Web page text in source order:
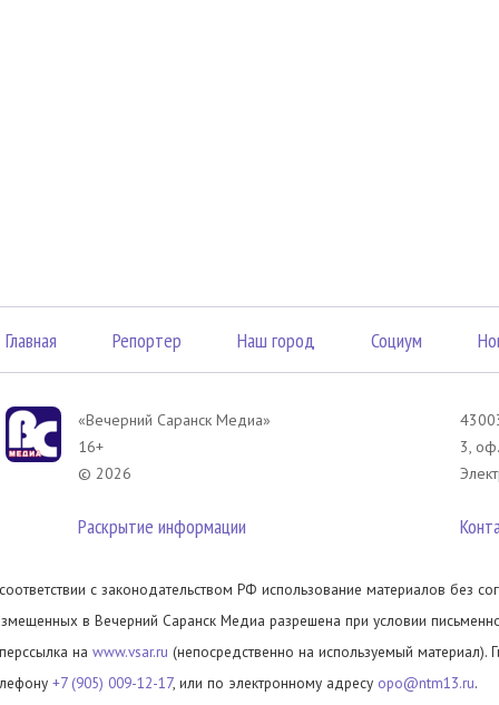
Главная Репортер Наш город Социум
«Вечерний Саранск Mедиа»
16+
© 2026
Раскрытие информации
3,
с законодательством РФ использование материалов без
в Вечерний Саранск Медиа разрешена при условии
на www.vsar.ru (непосредственно на используемый материал).
+7 (905) 009-12-17, или по электронному адресу opo@ntm13.ru.